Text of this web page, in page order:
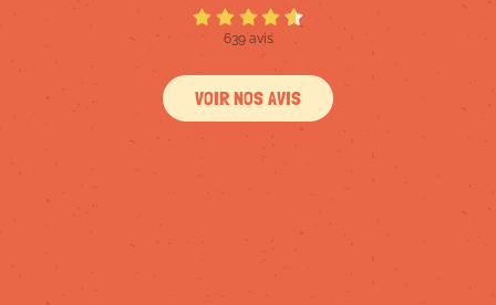
639 avis
VOIR NOS AVIS